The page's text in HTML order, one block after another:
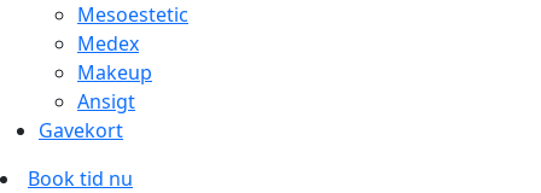
Mesoestetic
Medex
Makeup
Ansigt
Gavekort
Book tid nu